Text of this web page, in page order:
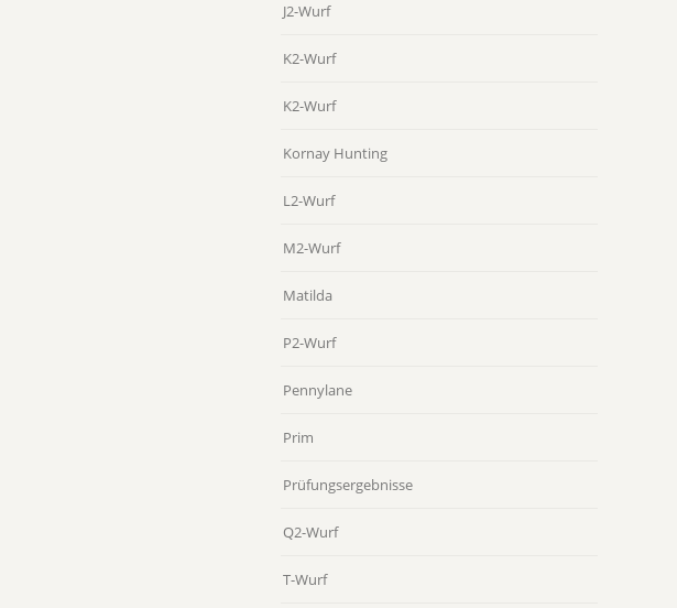
J2-Wurf
K2-Wurf
K2-Wurf
Kornay Hunting
L2-Wurf
M2-Wurf
Matilda
P2-Wurf
Pennylane
Prim
Prüfungsergebnisse
Q2-Wurf
T-Wurf